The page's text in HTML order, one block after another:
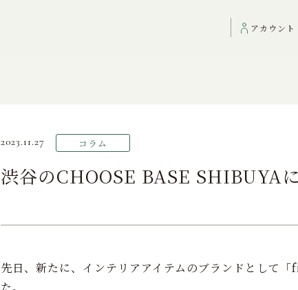
アカウント
2023.11.27 コラム
渋谷のCHOOSE BASE SHIBUYA
先日、新たに、インテリアアイテムのブランドとして
た。